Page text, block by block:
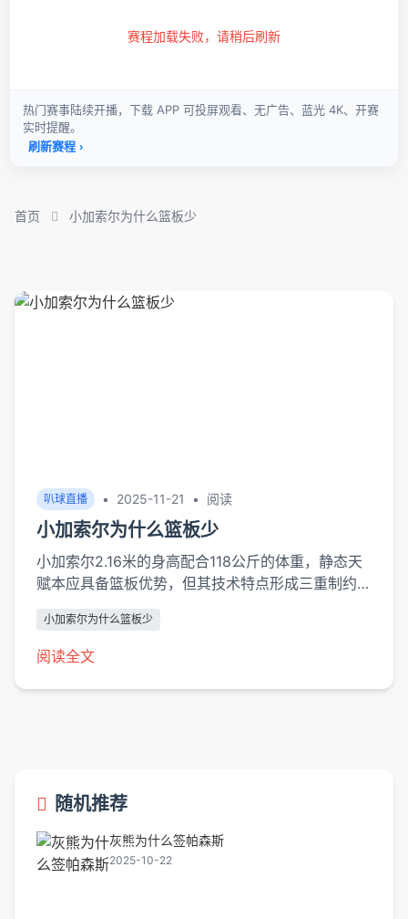
首页 小加索尔为什么篮板少
叭球直播 • 2025-11-21 • 阅读
小加索尔为什么篮板少
小加索尔2.16米的身高配合118公斤的体重，静态天
赋本应具备篮板优势，但其技术特点形成三重制约。
职业生涯34.2%的三分出手集中在三分线外，这种空
间型打法直接减...
小加索尔为什么篮板少
阅读全文
随机推荐
灰熊为什么签帕森斯
2025-10-22